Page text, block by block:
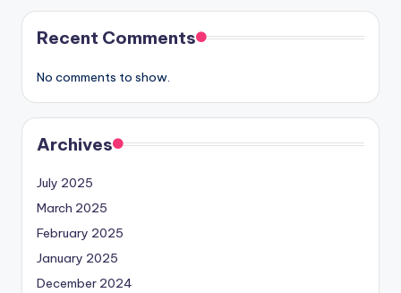
Recent Comments
No comments to show.
Archives
July 2025
March 2025
February 2025
January 2025
December 2024